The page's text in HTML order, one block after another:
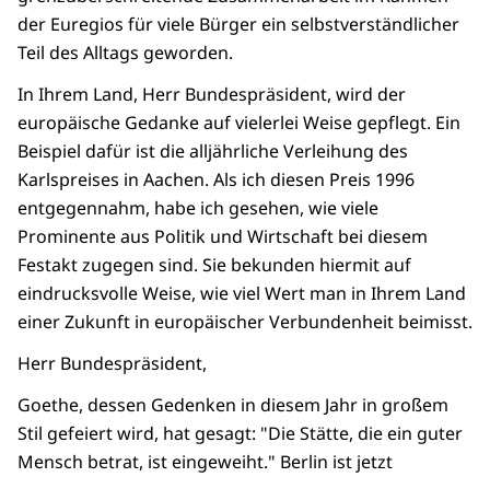
der Euregios für viele Bürger ein selbstverständlicher
Teil des Alltags geworden.
In Ihrem Land, Herr Bundespräsident, wird der
europäische Gedanke auf vielerlei Weise gepflegt. Ein
Beispiel dafür ist die alljährliche Verleihung des
Karlspreises in Aachen. Als ich diesen Preis 1996
entgegennahm, habe ich gesehen, wie viele
Prominente aus Politik und Wirtschaft bei diesem
Festakt zugegen sind. Sie bekunden hiermit auf
eindrucksvolle Weise, wie viel Wert man in Ihrem Land
einer Zukunft in europäischer Verbundenheit beimisst.
Herr Bundespräsident,
Goethe, dessen Gedenken in diesem Jahr in großem
Stil gefeiert wird, hat gesagt: "Die Stätte, die ein guter
Mensch betrat, ist eingeweiht." Berlin ist jetzt